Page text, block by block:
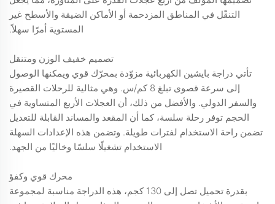
التنقّل في المناطق المزدحمة أو الأماكن الضيقة والأسطح غير
المستوية أمرًا سهلاً.
تصميم خفيف الوزن ومتنقل
تأتي دراجة بايشين الكهربائية مزوّدة بمحرّك قوي ويمكنها الوصول
إلى سرعة قصوى تبلغ 8 كم/س. وهي مثالية للرحلات القصيرة
والسفر الدولي. والأفضل من ذلك، أن العجلات الأربع المتساوية في
الحجم توفر رحلة سلسة، كما أن المقعد والمساند القابلة للتعديل
تضمن راحة الاستخدام لفترات طويلة. وتضمن هذه الإعدادات السهلة
الاستخدام تشغيلًا سلسًا وخاليًا من الجهد.
محرك قوي وكفؤ
بقدرة تحميل تصل إلى 130 كجم، هذه الدراجة مناسبة لمجموعة